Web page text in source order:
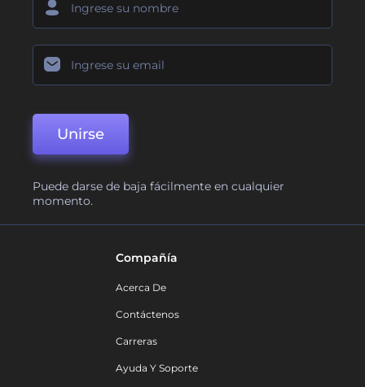
Unirse
Puede darse de baja fácilmente en cualquier
momento.
Compañía
Acerca De
Contáctenos
Carreras
Ayuda Y Soporte